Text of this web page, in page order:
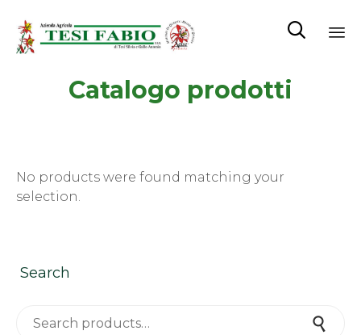

Catalogo prodotti
No products were found matching your
selection.
Search